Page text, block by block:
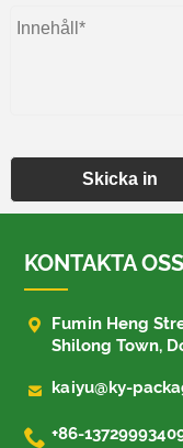
Skicka in
KONTAKTA OSS

Fumin Heng
Shilong Town,
 kaiyu@ky-
 +86-